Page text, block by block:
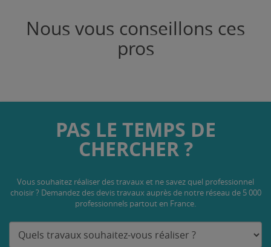
Nous vous conseillons ces
pros
PAS LE TEMPS DE
CHERCHER ?
Vous souhaitez réaliser des travaux et ne savez quel professionnel
choisir ? Demandez des devis travaux auprès de notre réseau de 5 000
professionnels partout en France.